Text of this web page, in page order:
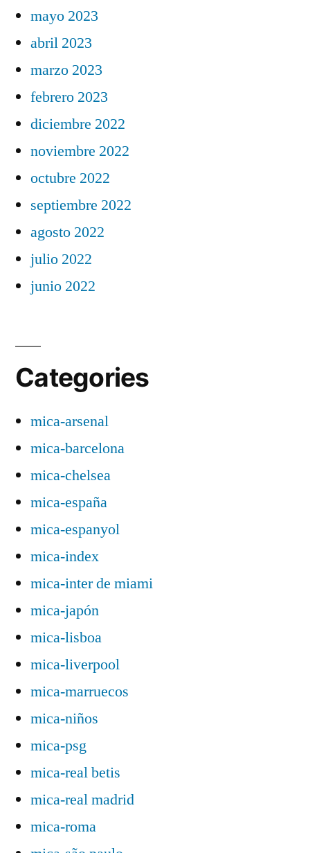
mayo 2023
abril 2023
marzo 2023
febrero 2023
diciembre 2022
noviembre 2022
octubre 2022
septiembre 2022
agosto 2022
julio 2022
junio 2022
Categories
mica-arsenal
mica-barcelona
mica-chelsea
mica-españa
mica-espanyol
mica-index
mica-inter de miami
mica-japón
mica-lisboa
mica-liverpool
mica-marruecos
mica-niños
mica-psg
mica-real betis
mica-real madrid
mica-roma